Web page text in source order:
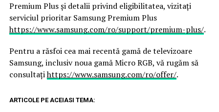
Premium Plus și detalii privind eligibilitatea, vizitați
serviciul prioritar Samsung Premium Plus
https://www.samsung.com/ro/support/premium-plus/.
Pentru a răsfoi cea mai recentă gamă de televizoare
Samsung, inclusiv noua gamă Micro RGB, vă rugăm să
consultațihttps://www.samsung.com/ro/offer/.
ARTICOLE PE ACEIASI TEMA: